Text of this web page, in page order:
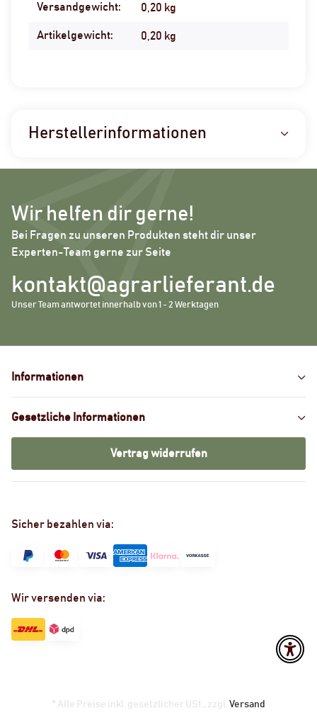
Produkteigenschaft
Wert
Versandgewicht: 0,20 kg
Artikelgewicht: 0,20 kg
Herstellerinformationen
Wir helfen dir gerne!
Bei Fragen zu unseren Produkten steht dir unser
Experten-Team gerne zur Seite
kontakt@agrarlieferant.de
Unser Team antwortet innerhalb von 1 - 2 Werktagen
Informationen
Gesetzliche Informationen
Vertrag widerrufen
Sicher bezahlen via:
Wir versenden via:
* Alle Preise inkl. gesetzlicher USt., zzgl. Versand